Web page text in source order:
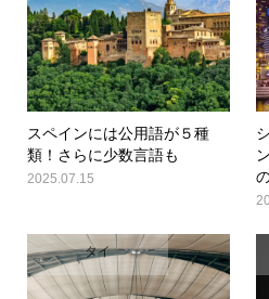
スペインには公用語が５種
類！さらに少数言語も
2025.07.15
タイ